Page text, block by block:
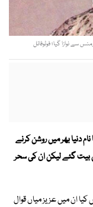
دنیا بھر میں روشن کرنے
قوال عزیز میاں کو ہم سے بچھڑے 20 برس بیت گئے لیکن ان کی سحر
ان میں عزیز میاں قوال